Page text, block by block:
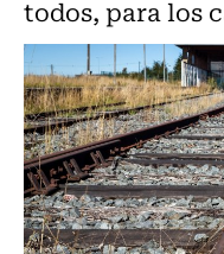
todos, para los